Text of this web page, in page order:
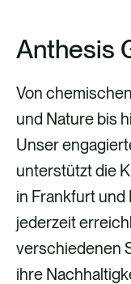
Anthesis
Von
und Nature bis
Unser
unterstützt die
in Frankfurt
jederzeit
verschiedenen
ihre